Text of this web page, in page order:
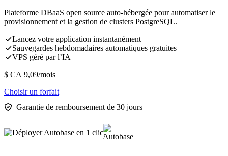
Plateforme DBaaS open source auto-hébergée pour automatiser le
provisionnement et la gestion de clusters PostgreSQL.
Lancez votre application instantanément
Sauvegardes hebdomadaires automatiques gratuites
VPS géré par l’IA
$ CA 9,09/mois
Choisir un forfait
Garantie de remboursement de 30 jours